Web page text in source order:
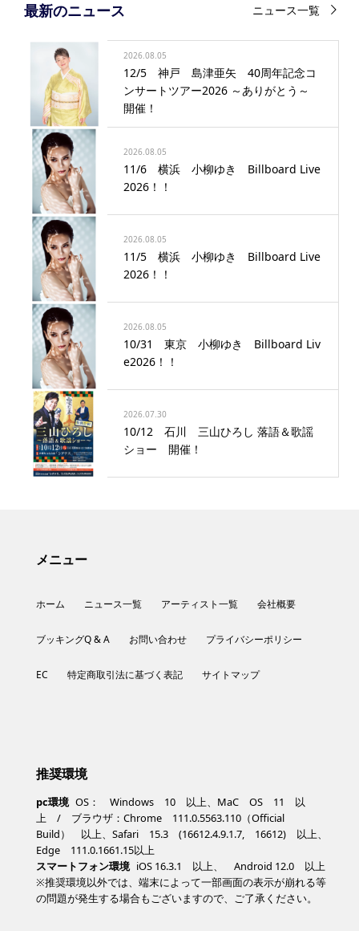
最新のニュース ニュース一覧
2026.08.05
12/5 神戸 島津亜矢 40周年記念コ
ンサートツアー2026 ～ありがとう～
開催！
2026.08.05
11/6 横浜 小柳ゆき Billboard Live
2026！！
2026.08.05
11/5 横浜 小柳ゆき Billboard Live
2026！！
2026.08.05
10/31 東京 小柳ゆき Billboard Liv
e2026！！
2026.07.30
10/12 石川 三山ひろし 落語＆歌謡
ショー 開催！
メニュー
ホーム ニュース一覧 アーティスト一覧 会社概要
ブッキングQ & A お問い合わせ プライバシーポリシー
EC 特定商取引法に基づく表記 サイトマップ
推奨環境
pc環境 OS： Windows 10 以上、MaC OS 11 以
上 / ブラウザ：Chrome 111.0.5563.110（Official
Build） 以上、Safari 15.3 (16612.4.9.1.7, 16612) 以上、
Edge 111.0.1661.15以上
スマートフォン環境 iOS 16.3.1 以上、 Android 12.0 以上
※推奨環境以外では、端末によって一部画面の表示が崩れる等
の問題が発生する場合もございますので、ご了承ください。